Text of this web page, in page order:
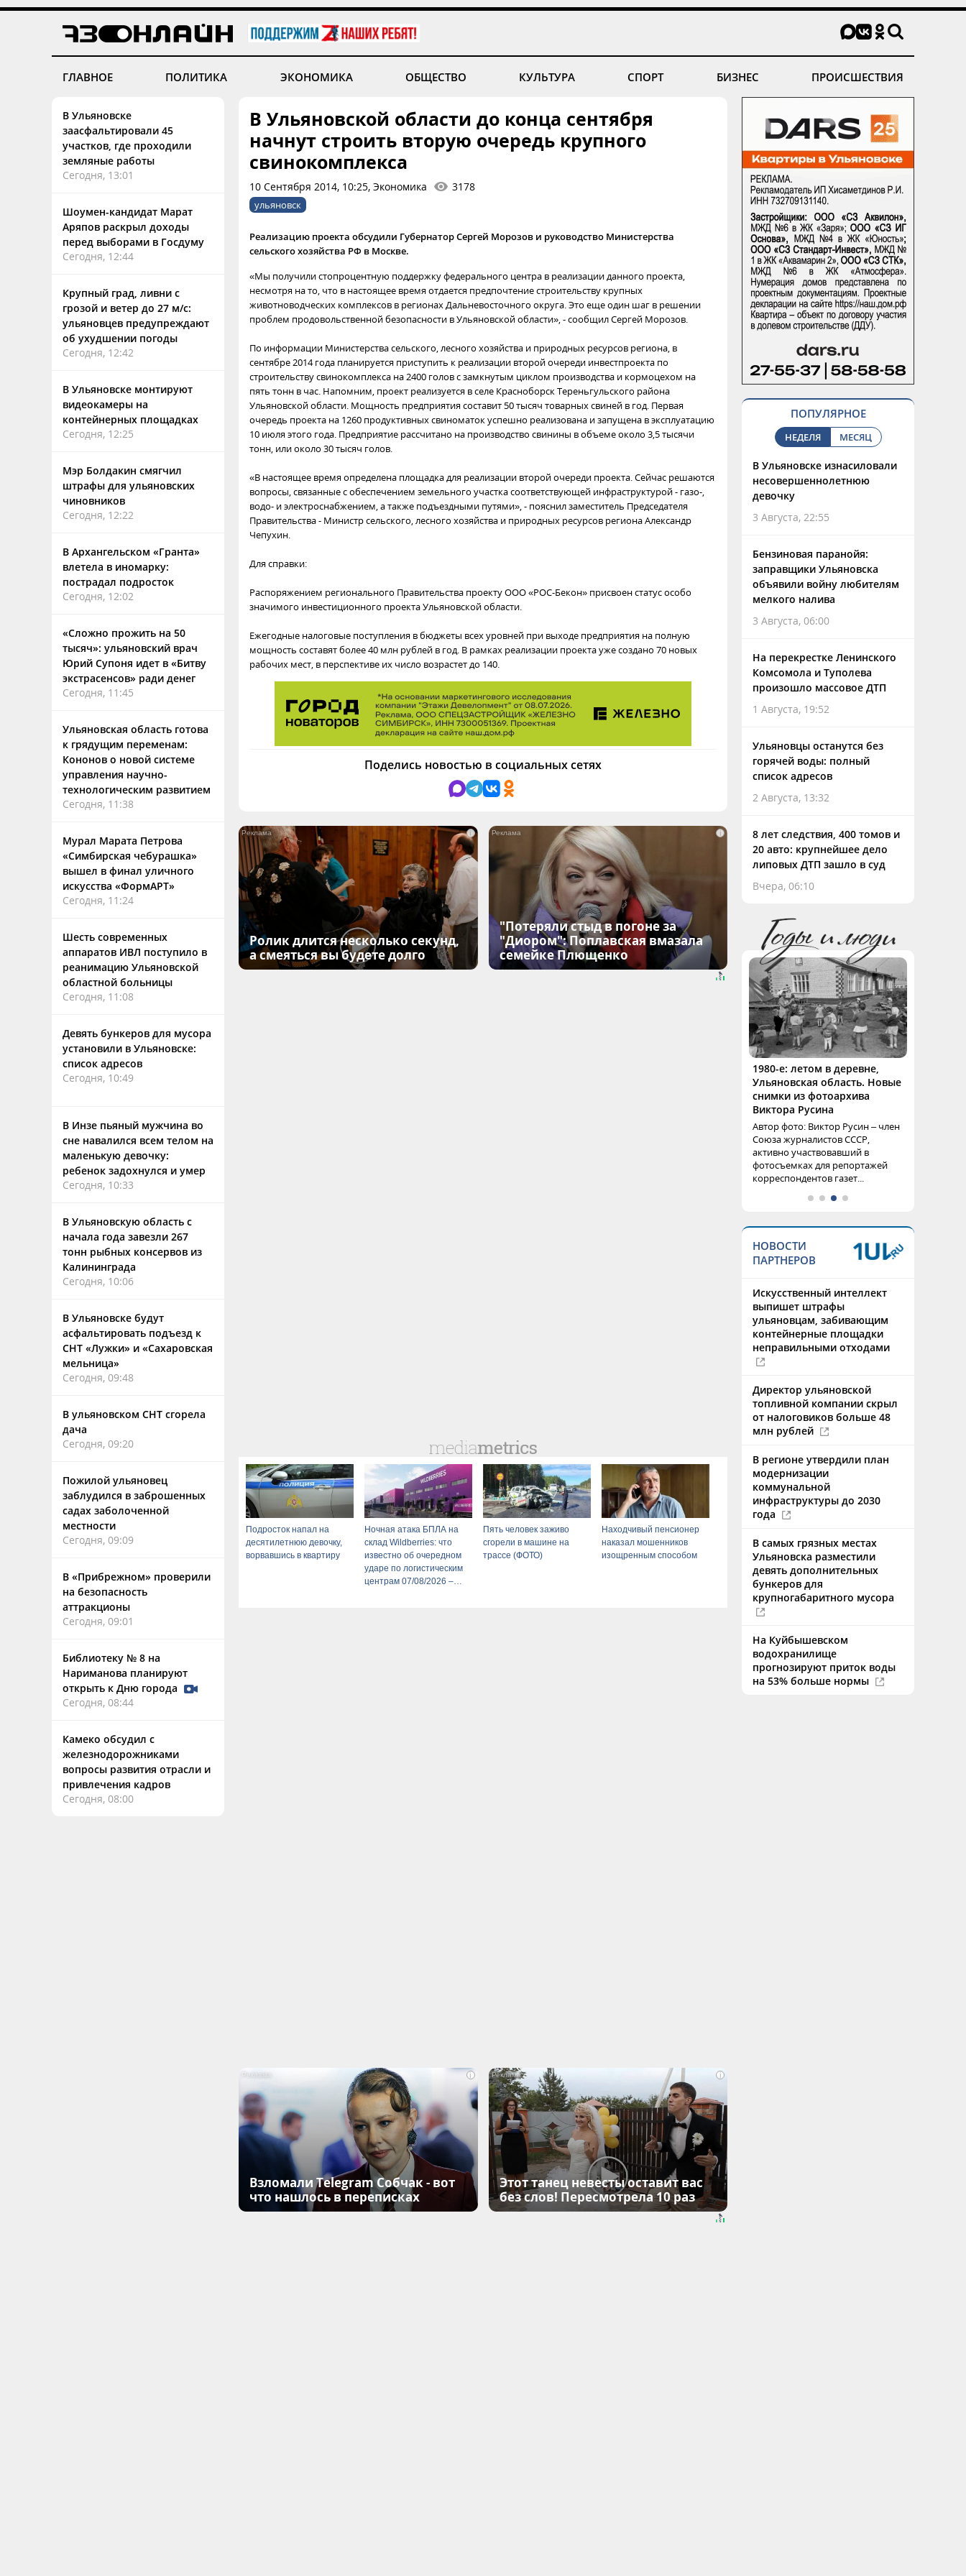
ГЛАВНОЕ ПОЛИТИКА ЭКОНОМИКА ОБЩЕСТВО КУЛЬТУРА СПОРТ БИЗНЕС ПРОИСШЕСТВИЯ
В Ульяновске
заасфальтировали 45
участков, где проходили
земляные работы
Сегодня, 13:01
Шоумен-кандидат Марат
Аряпов раскрыл доходы
перед выборами в Госдуму
Сегодня, 12:44
Крупный град, ливни с
грозой и ветер до 27 м/с:
ульяновцев предупреждают
об ухудшении погоды
Сегодня, 12:42
В Ульяновске монтируют
видеокамеры на
контейнерных площадках
Сегодня, 12:25
Мэр Болдакин смягчил
штрафы для ульяновских
чиновников
Сегодня, 12:22
В Архангельском «Гранта»
влетела в иномарку:
пострадал подросток
Сегодня, 12:02
«Сложно прожить на 50
тысяч»: ульяновский врач
Юрий Супоня идет в «Битву
экстрасенсов» ради денег
Сегодня, 11:45
Ульяновская область готова
к грядущим переменам:
Кононов о новой системе
управления научно-
технологическим развитием
Сегодня, 11:38
Мурал Марата Петрова
«Симбирская чебурашка»
вышел в финал уличного
искусства «ФормАРТ»
Сегодня, 11:24
Шесть современных
аппаратов ИВЛ поступило в
реанимацию Ульяновской
областной больницы
Сегодня, 11:08
Девять бункеров для мусора
установили в Ульяновске:
список адресов
Сегодня, 10:49
В Инзе пьяный мужчина во
сне навалился всем телом на
маленькую девочку:
ребенок задохнулся и умер
Сегодня, 10:33
В Ульяновскую область с
начала года завезли 267
тонн рыбных консервов из
Калининграда
Сегодня, 10:06
В Ульяновске будут
асфальтировать подъезд к
СНТ «Лужки» и «Сахаровская
мельница»
Сегодня, 09:48
В ульяновском СНТ сгорела
дача
Сегодня, 09:20
Пожилой ульяновец
заблудился в заброшенных
садах заболоченной
местности
Сегодня, 09:09
В «Прибрежном» проверили
на безопасность
аттракционы
Сегодня, 09:01
Библиотеку № 8 на
Нариманова планируют
открыть к Дню города
Сегодня, 08:44
Камеко обсудил с
железнодорожниками
вопросы развития отрасли и
привлечения кадров
Сегодня, 08:00
В Ульяновской области до конца сентября
начнут строить вторую очередь крупного
свинокомплекса
10 Сентября 2014, 10:25, Экономика 3178
ульяновск
Реализацию проекта обсудили Губернатор Сергей Морозов и руководство Министерства
сельского хозяйства РФ в Москве.
«Мы получили стопроцентную поддержку федерального центра в реализации данного проекта,
несмотря на то, что в настоящее время отдается предпочтение строительству крупных
животноводческих комплексов в регионах Дальневосточного округа. Это еще один шаг в решении
проблем продовольственной безопасности в Ульяновской области», - сообщил Сергей Морозов.
По информации Министерства сельского, лесного хозяйства и природных ресурсов региона, в
сентябре 2014 года планируется приступить к реализации второй очереди инвестпроекта по
строительству свинокомплекса на 2400 голов с замкнутым циклом производства и кормоцехом на
пять тонн в час. Напомним, проект реализуется в селе Красноборск Тереньгульского района
Ульяновской области. Мощность предприятия составит 50 тысяч товарных свиней в год. Первая
очередь проекта на 1260 продуктивных свиноматок успешно реализована и запущена в эксплуатацию
10 июля этого года. Предприятие рассчитано на производство свинины в объеме около 3,5 тысячи
тонн, или около 30 тысяч голов.
«В настоящее время определена площадка для реализации второй очереди проекта. Сейчас решаются
вопросы, связанные с обеспечением земельного участка соответствующей инфраструктурой - газо-,
водо- и электроснабжением, а также подъездными путями», - пояснил заместитель Председателя
Правительства - Министр сельского, лесного хозяйства и природных ресурсов региона Александр
Чепухин.
Для справки:
Распоряжением регионального Правительства проекту ООО «РОС-Бекон» присвоен статус особо
значимого инвестиционного проекта Ульяновской области.
Ежегодные налоговые поступления в бюджеты всех уровней при выходе предприятия на полную
мощность составят более 40 млн рублей в год. В рамках реализации проекта уже создано 70 новых
рабочих мест, в перспективе их число возрастет до 140.
Поделись новостью в социальных сетях
i
Ролик длится несколько секунд,
а смеяться вы будете долго
i
"Потеряли стыд в погоне за
"Диором": Поплавская вмазала
семейке Плющенко
Подросток напал на
десятилетнюю девочку,
ворвавшись в квартиру
Ночная атака БПЛА на
склад Wildberries: что
известно об очередном
ударе по логистическим
центрам 07/08/2026 –
Пять человек заживо
сгорели в машине на
трассе (ФОТО)
Находчивый пенсионер
наказал мошенников
изощренным способом
i
Взломали Telegram Собчак - вот
что нашлось в переписках
i
Этот танец невесты оставит вас
без слов! Пересмотрела 10 раз
ПОПУЛЯРНОЕ
НЕДЕЛЯ МЕСЯЦ
В Ульяновске изнасиловали
несовершеннолетнюю
девочку
3 Августа, 22:55
Бензиновая паранойя:
заправщики Ульяновска
объявили войну любителям
мелкого налива
3 Августа, 06:00
На перекрестке Ленинского
Комсомола и Туполева
произошло массовое ДТП
1 Августа, 19:52
Ульяновцы останутся без
горячей воды: полный
список адресов
2 Августа, 13:32
8 лет следствия, 400 томов и
20 авто: крупнейшее дело
липовых ДТП зашло в суд
Вчера, 06:10
1980-е: летом в деревне,
Ульяновская область. Новые
снимки из фотоархива
Виктора Русина
Автор фото: Виктор Русин – член
Союза журналистов СССР,
активно участвовавший в
фотосъемках для репортажей
корреспондентов газет...
НОВОСТИ
ПАРТНЕРОВ
Искусственный интеллект
выпишет штрафы
ульяновцам, забивающим
контейнерные площадки
неправильными отходами
Директор ульяновской
топливной компании скрыл
от налоговиков больше 48
млн рублей
В регионе утвердили план
модернизации
коммунальной
инфраструктуры до 2030
года
В самых грязных местах
Ульяновска разместили
девять дополнительных
бункеров для
крупногабаритного мусора
На Куйбышевском
водохранилище
прогнозируют приток воды
на 53% больше нормы